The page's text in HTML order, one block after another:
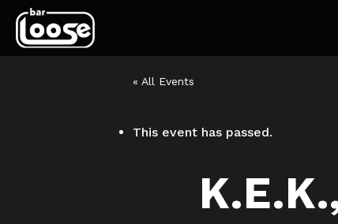
« All Events
This event has passed.